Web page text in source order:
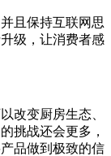
且保持互联网思
级，让消费者感
改变厨房生态、
挑战还会更多，
品做到极致的信